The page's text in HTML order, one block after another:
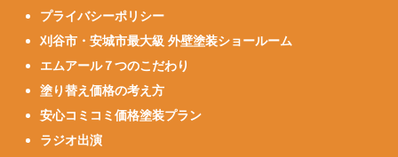
プライバシーポリシー
刈谷市・安城市最大級 外壁塗装ショールーム
エムアール７つのこだわり
塗り替え価格の考え方
安心コミコミ価格塗装プラン
ラジオ出演